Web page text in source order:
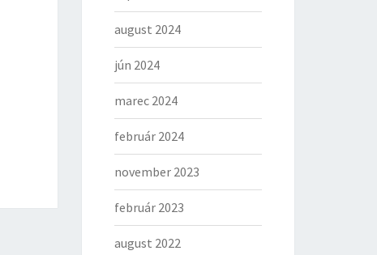
august 2024
jún 2024
marec 2024
február 2024
november 2023
február 2023
august 2022